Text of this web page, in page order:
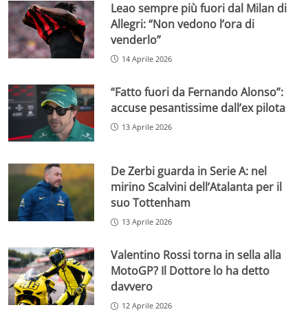
Leao sempre più fuori dal Milan di
Allegri: “Non vedono l’ora di
venderlo”
14 Aprile 2026
“Fatto fuori da Fernando Alonso”:
accuse pesantissime dall’ex pilota
13 Aprile 2026
De Zerbi guarda in Serie A: nel
mirino Scalvini dell’Atalanta per il
suo Tottenham
13 Aprile 2026
Valentino Rossi torna in sella alla
MotoGP? Il Dottore lo ha detto
davvero
12 Aprile 2026